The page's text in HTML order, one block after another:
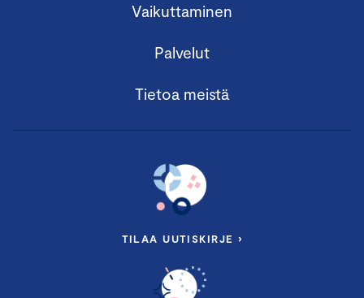
Vaikuttaminen
Palvelut
Tietoa meistä
TILAA UUTISKIRJE ›